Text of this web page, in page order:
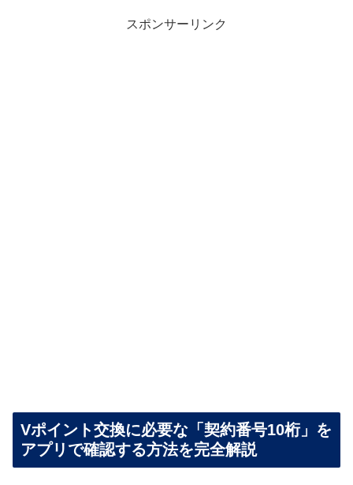
スポンサーリンク
Vポイント交換に必要な「契約番号10桁」を
アプリで確認する方法を完全解説